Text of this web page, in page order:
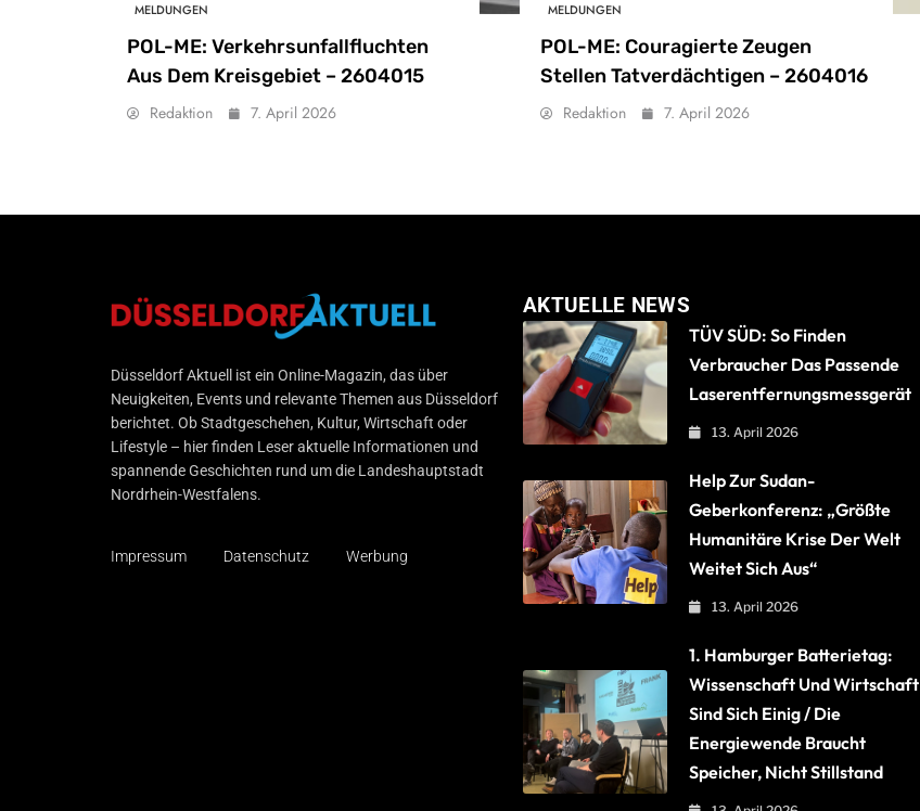
MELDUNGEN
POL-ME: Verkehrsunfallfluchten
Aus Dem Kreisgebiet – 2604015
Redaktion 7. April 2026
MELDUNGEN
POL-ME: Couragierte Zeugen
Stellen Tatverdächtigen – 2604016
Redaktion 7. April 2026
Düsseldorf Aktuell
Düsseldorf Aktuell ist ein Online-Magazin, das über
Neuigkeiten, Events und relevante Themen aus Düsseldorf
berichtet. Ob Stadtgeschehen, Kultur, Wirtschaft oder
Lifestyle – hier finden Leser aktuelle Informationen und
spannende Geschichten rund um die Landeshauptstadt
Nordrhein-Westfalens.
Impressum Datenschutz Werbung
AKTUELLE NEWS
TÜV SÜD: So Finden
Verbraucher Das Passende
Laserentfernungsmessgerät
13. April 2026
Help Zur Sudan-
Geberkonferenz: „Größte
Humanitäre Krise Der Welt
Weitet Sich Aus“
13. April 2026
1. Hamburger Batterietag:
Wissenschaft Und Wirtschaft
Sind Sich Einig / Die
Energiewende Braucht
Speicher, Nicht Stillstand